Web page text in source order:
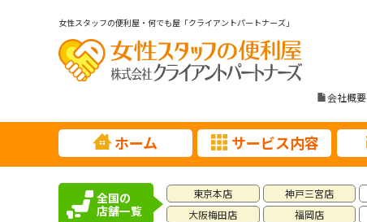
女性スタッフの便利屋・何でも屋「クライアントパートナーズ」
会社概要
ホーム サービス内容
全国の
店舗一覧
東京本店
大阪梅田店
神戸三宮店
福岡店